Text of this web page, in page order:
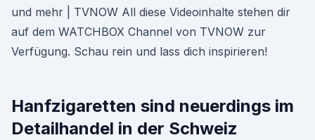
und mehr | TVNOW All diese Videoinhalte stehen dir
auf dem WATCHBOX Channel von TVNOW zur
Verfügung. Schau rein und lass dich inspirieren!
Hanfzigaretten sind neuerdings im
Detailhandel in der Schweiz